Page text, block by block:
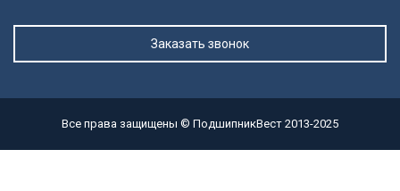
Заказать звонок
Все права защищены © ПодшипникВест 2013-2025